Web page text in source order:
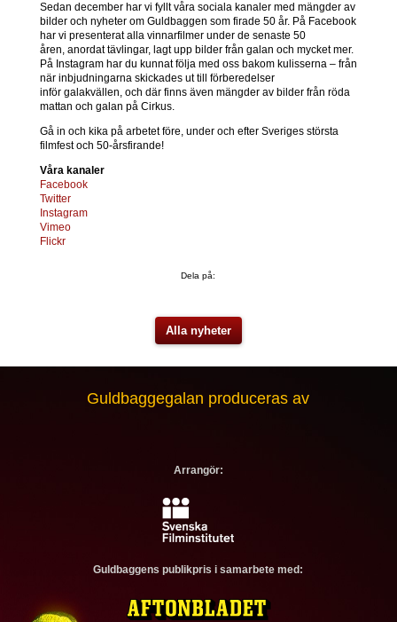
Sedan december har vi fyllt våra sociala kanaler med mängder av
bilder och nyheter om Guldbaggen som firade 50 år. På Facebook
har vi presenterat alla vinnarfilmer under de senaste 50
åren, anordat tävlingar, lagt upp bilder från galan och mycket mer.
På Instagram har du kunnat följa med oss bakom kulisserna – från
när inbjudningarna skickades ut till förberedelser
inför galakvällen, och där finns även mängder av bilder från röda
mattan och galan på Cirkus.
Gå in och kika på arbetet före, under och efter Sveriges största
filmfest och 50-årsfirande!
Våra kanaler
Facebook
Twitter
Instagram
Vimeo
Flickr
Dela på:
Alla nyheter
Guldbaggegalan produceras av
Arrangör:
Guldbaggens publikpris i samarbete med: